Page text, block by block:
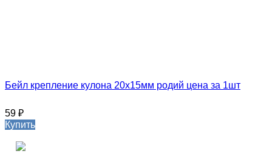
Бейл крепление кулона 20х15мм родий цена за 1шт
59 ₽
Купить